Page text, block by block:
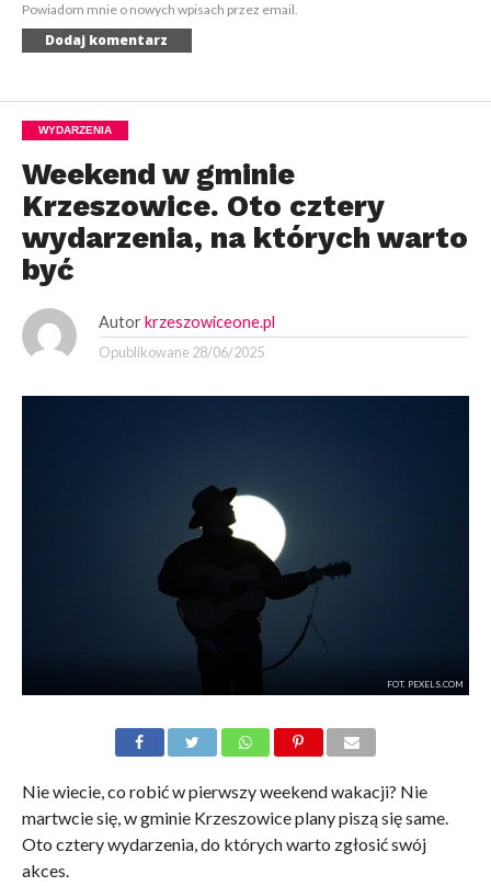
Powiadom mnie o nowych wpisach przez email.
WYDARZENIA
Weekend w gminie
Krzeszowice. Oto cztery
wydarzenia, na których warto
być
Autor krzeszowiceone.pl
Opublikowane 28/06/2025
FOT. PEXELS.COM
Nie wiecie, co robić w pierwszy weekend wakacji? Nie
martwcie się, w gminie Krzeszowice plany piszą się same.
Oto cztery wydarzenia, do których warto zgłosić swój
akces.